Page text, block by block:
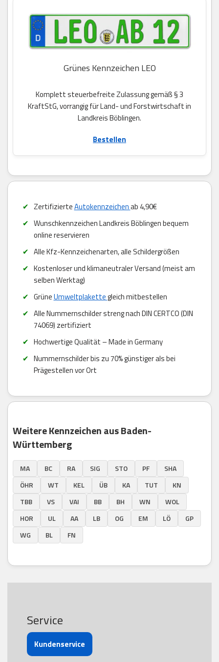
Grünes Kennzeichen LEO
Komplett steuerbefreite Zulassung gemäß § 3
KraftStG, vorrangig für Land- und Forstwirtschaft in
Landkreis Böblingen.
Bestellen
ZertifizierteAutokennzeichenab 4,90€
Wunschkennzeichen Landkreis Böblingen bequem
online reservieren
Alle Kfz-Kennzeichenarten, alle Schildergrößen
Kostenloser und klimaneutraler Versand (meist am
selben Werktag)
GrüneUmweltplakettegleich mitbestellen
Alle Nummernschilder streng nach DIN CERTCO (DIN
74069) zertifiziert
Hochwertige Qualität – Made in Germany
Nummernschilder bis zu 70% günstiger als bei
Prägestellen vor Ort
Weitere Kennzeichen aus Baden-
Württemberg
MA BC RA SIG STO PF
SHA
ÖHR
WT KEL ÜB KA TUT
KN
TBB
VS VAI BB BH WN
WOL
HOR
UL AA LB OG EM LÖ
GP
WG
BL FN
Service
Kundenservice